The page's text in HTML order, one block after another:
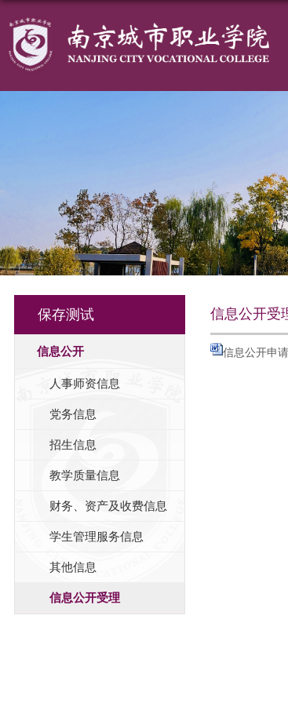
保存测试
信息公开
人事师资信息
党务信息
招生信息
教学质量信息
财务、资产及收费信息
学生管理服务信息
其他信息
信息公开受理
信息公开受
信息公开申